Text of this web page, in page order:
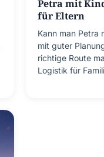
Petra mit
für Eltern
Kann man Petra
mit guter
richtige Route
Logistik für